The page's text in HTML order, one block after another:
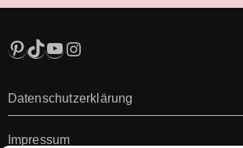
Pinterest
TikTok
YouTube
Instagram
Datenschutzerklärung
Impressum